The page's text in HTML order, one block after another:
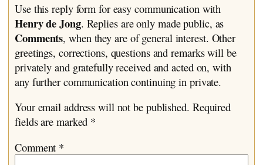
Use this reply form for easy communication with
Henry de Jong. Replies are only made public, as
Comments, when they are of general interest. Other
greetings, corrections, questions and remarks will be
privately and gratefully received and acted on, with
any further communication continuing in private.
Your email address will not be published. Required
fields are marked *
Comment *